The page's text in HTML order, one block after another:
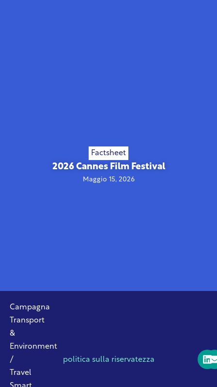
Factsheet
2026 Cannes Film Festival
Maggio 15, 2026
Campagna
Transport
&
Environment
/
Travel
politica sulla riservatezza